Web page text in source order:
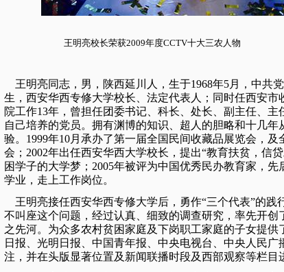
王明亮校长荣获2009年度CCTV十大三农人物
王明亮同志，男，陕西延川人，生于1968年5月，中共
生，西安华西专修大学校长、法定代表人；同时任西安市
院工作13年，曾担任团委书记、科长、处长、副主任、
自己培养的党员。拥有渊博的知识、超人的胆略和十几年
验。1999年10月承办了第一届全国民间收藏品展览会，
会；2002年出任西安华西大学校长，提出“教育扶贫，信
困学子的大学梦；2005年被评为中国优秀民办教育家，
学业，走上工作岗位。
王明亮接任西安华西专修大学后，勇作“三个代表”的践
不叫座这个问题，经过认真、细致的调查研究，率先开创
之先河。为众多农村贫困家庭及下岗职工家庭的子女提供
日报、光明日报、中国青年报、中央电视台、中央人民广
注，并在头版显著位置及新闻联播时段及西部观察等栏目